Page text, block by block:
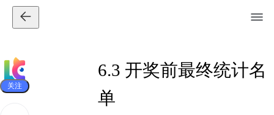
关注
6.3 开奖前最终统计名
单